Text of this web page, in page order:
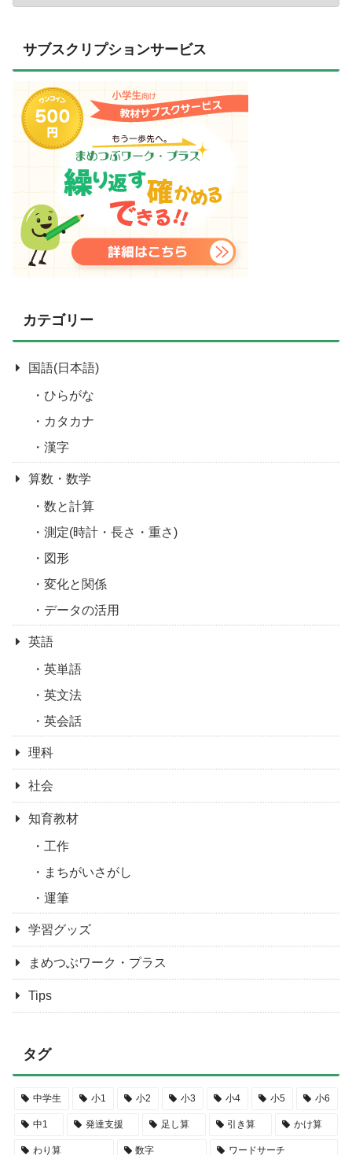
サブスクリプションサービス
カテゴリー
国語(日本語)
ひらがな
カタカナ
漢字
算数・数学
数と計算
測定(時計・長さ・重さ)
図形
変化と関係
データの活用
英語
英単語
英文法
英会話
理科
社会
知育教材
工作
まちがいさがし
運筆
学習グッズ
まめつぶワーク・プラス
Tips
タグ
中学生 小1 小2 小3 小4 小5 小6
中1 発達支援 足し算 引き算 かけ算
わり算 数字 ワードサーチ